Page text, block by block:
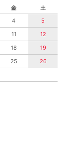
金
土
4
5
11
12
18
19
25
26